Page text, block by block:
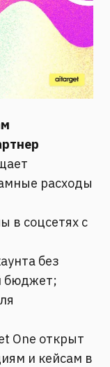
расходы
в соцсетях с
без
бюджет;
One открыт
и кейсам в